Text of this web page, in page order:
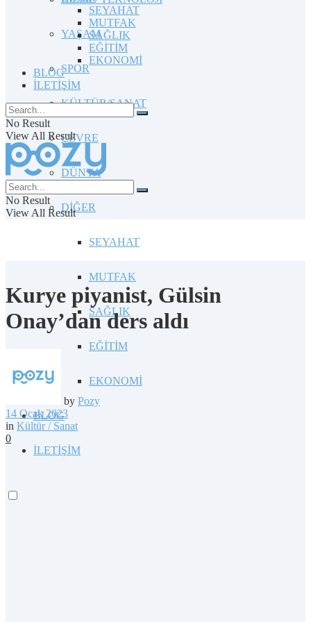
YAŞAM
SPOR
KÜLTÜR/SANAT
ÇEVRE
DÜNYA
DİĞER
SEYAHAT
MUTFAK
SAĞLIK
EĞİTİM
EKONOMİ
BLOG
İLETİŞİM
SEYAHAT
MUTFAK
SAĞLIK
EĞİTİM
EKONOMİ
BLOG
İLETİŞİM
No Result
View All Result
No Result
View All Result
Kurye piyanist, Gülsin
Onay’dan ders aldı
by Pozy
14 Ocak 2023
in Kültür / Sanat
0